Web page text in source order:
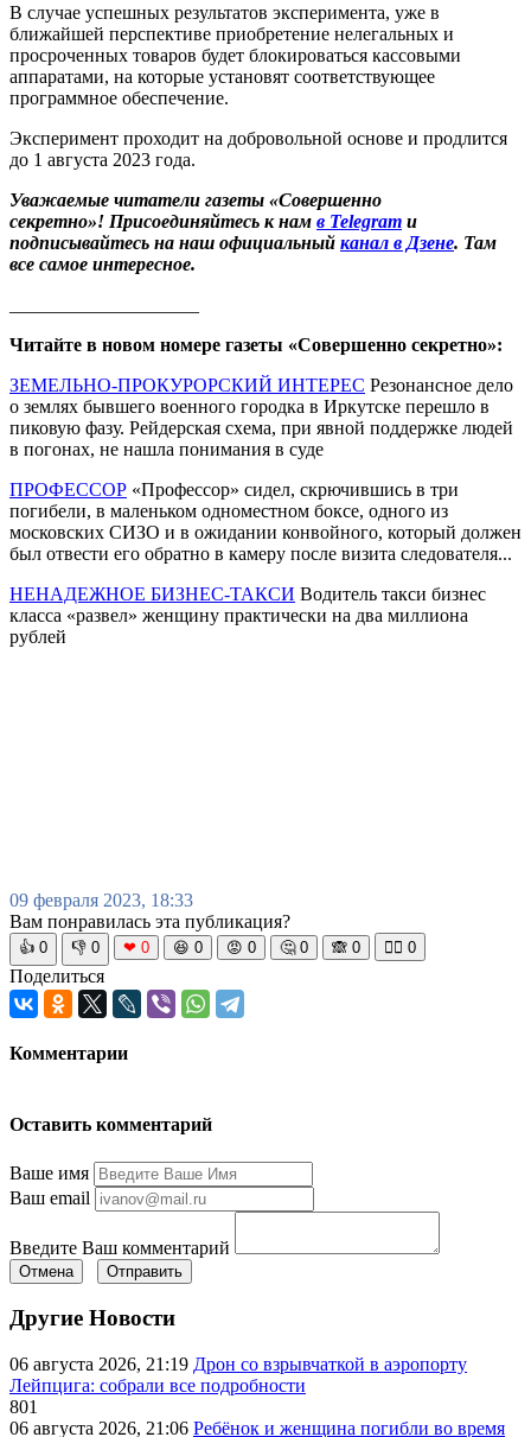
В случае успешных результатов эксперимента, уже в
ближайшей перспективе приобретение нелегальных и
просроченных товаров будет блокироваться кассовыми
аппаратами, на которые установят соответствующее
программное обеспечение.
Эксперимент проходит на добровольной основе и продлится
до 1 августа 2023 года.
Уважаемые читатели газеты «Совершенно
секретно»! Присоединяйтесь к нам в Telegram и
подписывайтесь на наш официальный канал в Дзене. Там
все самое интересное.
Читайте в новом номере газеты «Совершенно секретно»:
ЗЕМЕЛЬНО-ПРОКУРОРСКИЙ ИНТЕРЕС Резонансное дело
о землях бывшего военного городка в Иркутске перешло в
пиковую фазу. Рейдерская схема, при явной поддержке людей
в погонах, не нашла понимания в суде
ПРОФЕССОР «Профессор» сидел, скрючившись в три
погибели, в маленьком одноместном боксе, одного из
московских СИЗО и в ожидании конвойного, который должен
был отвести его обратно в камеру после визита следователя...
НЕНАДЕЖНОЕ БИЗНЕС-ТАКСИ Водитель такси бизнес
класса «развел» женщину практически на два миллиона
рублей
09 февраля 2023, 18:33
Вам понравилась эта публикация?
👍 0 👎 0 ❤ 0 😆 0 😡 0 🤔 0 🙈 0 🧘‍♀️ 0
Поделиться
Комментарии
Оставить комментарий
Ваше имя
Ваш email
Введите Ваш комментарий
Отмена Отправить
Другие Новости
06 августа 2026, 21:19 Дрон со взрывчаткой в аэропорту
Лейпцига: собрали все подробности
801
06 августа 2026, 21:06 Ребёнок и женщина погибли во время